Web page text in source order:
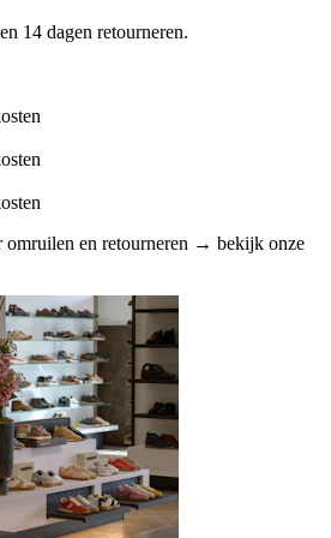
14 dagen retourneren.
omruilen en retourneren → bekijk onze